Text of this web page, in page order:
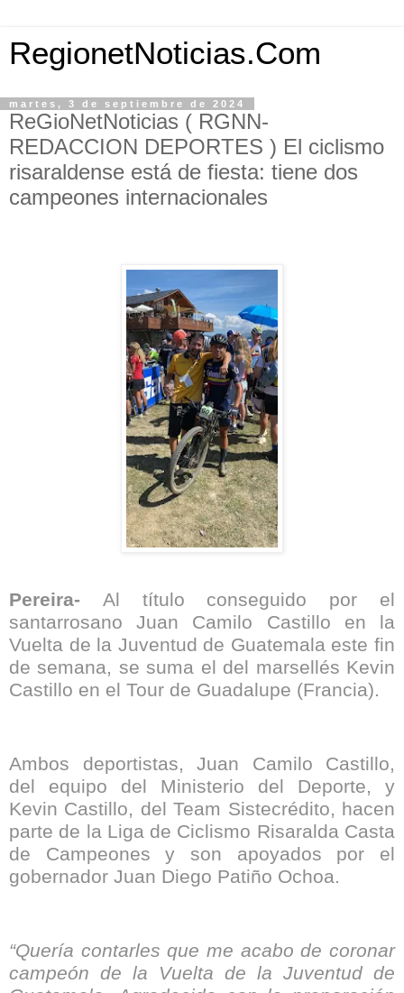
RegionetNoticias.Com
martes, 3 de septiembre de 2024
ReGioNetNoticias ( RGNN-
REDACCION DEPORTES ) El ciclismo
risaraldense está de fiesta: tiene dos
campeones internacionales
Pereira- Al título conseguido por el
santarrosano Juan Camilo Castillo en la
Vuelta de la Juventud de Guatemala este fin
de semana, se suma el del marsellés Kevin
Castillo en el Tour de Guadalupe (Francia).
Ambos deportistas, Juan Camilo Castillo,
del equipo del Ministerio del Deporte, y
Kevin Castillo, del Team Sistecrédito, hacen
parte de la Liga de Ciclismo Risaralda Casta
de Campeones y son apoyados por el
gobernador Juan Diego Patiño Ochoa.
“Quería contarles que me acabo de coronar
campeón de la Vuelta de la Juventud de